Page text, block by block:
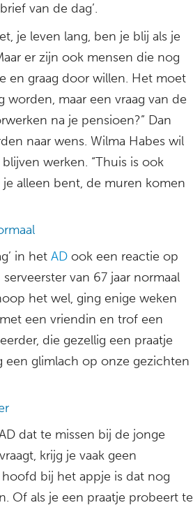
van de dag’.
je leven lang, ben je blij als je
er zijn ook mensen die nog
en graag door willen. Het moet
maar een vraag van de
na je pensioen?” Dan
naar wens. Wilma Habes wil
werken. “Thuis is ook
je alleen bent, de muren komen
in het AD ook een reactie op
van 67 jaar normaal
het wel, ging enige weken
een vriendin en trof een
die gezellig een praatje
een glimlach op onze gezichten
dat te missen bij de jonge
krijg je vaak geen
bij het appje is dat nog
Of als je een praatje probeert te